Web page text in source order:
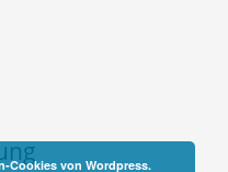
Cookies von Wordpress.